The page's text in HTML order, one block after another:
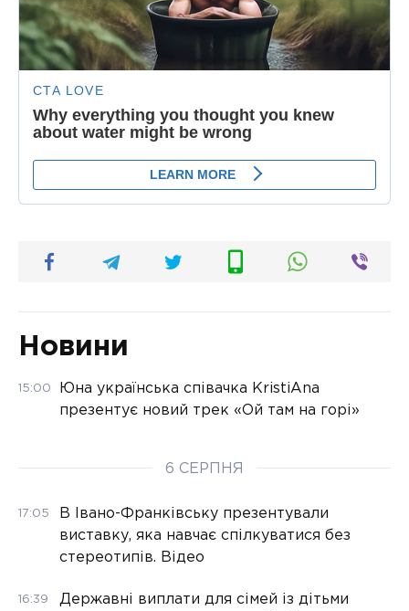
Новини
15:00
Юна українська співачка KristiAna
презентує новий трек «Ой там на горі»
6 СЕРПНЯ
17:05
В Івано-Франківську презентували
виставку, яка навчає спілкуватися без
стереотипів. Відео
16:39
Державні виплати для сімей із дітьми